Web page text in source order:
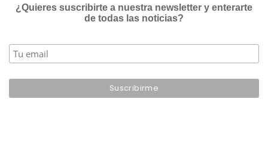
¿Quieres suscribirte a nuestra newsletter y enterarte
de todas las noticias?